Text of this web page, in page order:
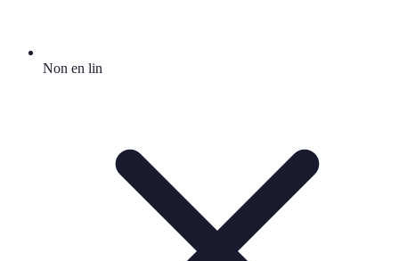
Non en lin